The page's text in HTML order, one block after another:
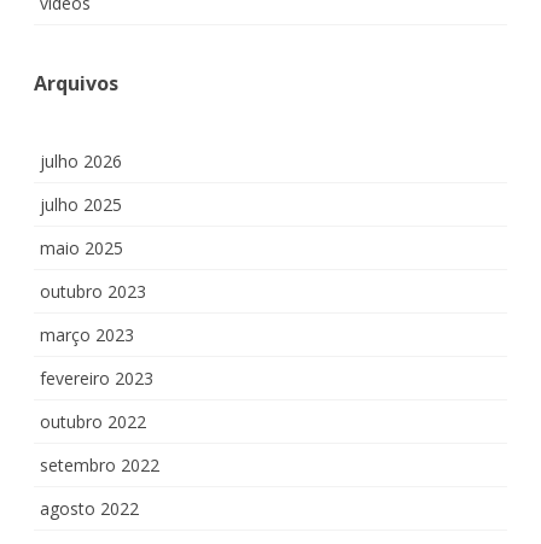
Arquivos
julho 2026
julho 2025
maio 2025
outubro 2023
março 2023
fevereiro 2023
outubro 2022
setembro 2022
agosto 2022